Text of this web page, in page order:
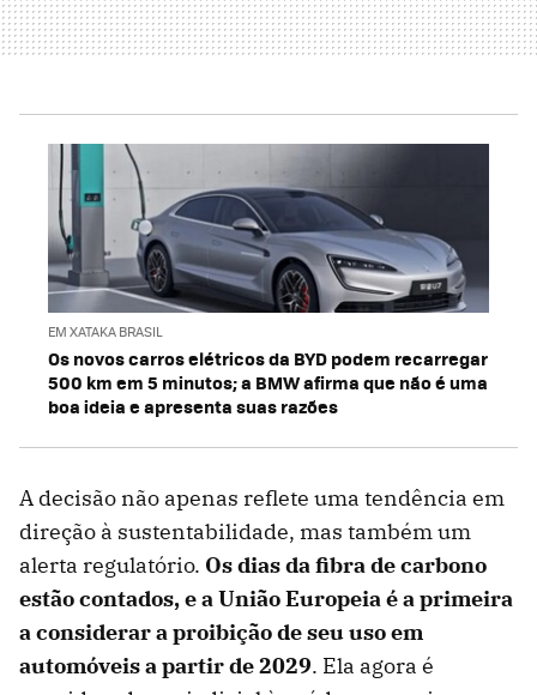
EM XATAKA BRASIL
Os novos carros elétricos da BYD podem recarregar
500 km em 5 minutos; a BMW afirma que não é uma
boa ideia e apresenta suas razões
A decisão não apenas reflete uma tendência em
direção à sustentabilidade, mas também um
alerta regulatório. Os dias da fibra de carbono
estão contados, e a União Europeia é a primeira
a considerar a proibição de seu uso em
automóveis a partir de 2029. Ela agora é